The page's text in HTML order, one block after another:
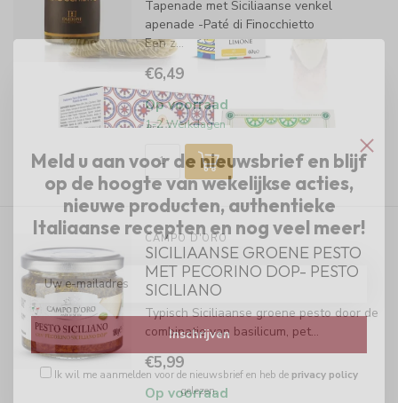
Tapenade met Siciliaanse venkel
apenade -Paté di Finocchietto
Een z...
€6,49
Op voorraad
1-2 Werkdagen
CAMPO D'ORO
SICILIAANSE GROENE PESTO
MET PECORINO DOP- PESTO
SICILIANO
Typisch Siciliaanse groene pesto door de
combinatie van basilicum, pet...
€5,99
Op voorraad
Meld u aan voor de nieuwsbrief en blijf
op de hoogte van wekelijkse acties,
nieuwe producten, authentieke
Italiaanse recepten en nog veel meer!
Inschrijven
Ik wil me aanmelden voor de nieuwsbrief en heb de privacy policy
gelezen.